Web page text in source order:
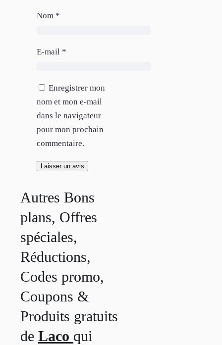
Nom *
E-mail *
Enregistrer mon
nom et mon e-mail
dans le navigateur
pour mon prochain
commentaire.
Autres Bons
plans, Offres
spéciales,
Réductions,
Codes promo,
Coupons &
Produits gratuits
de Laco qui